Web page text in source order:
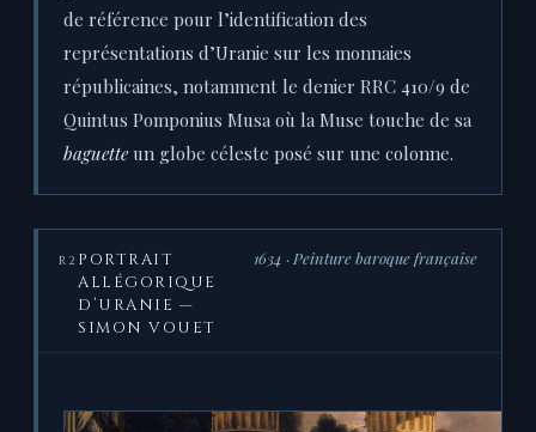
de référence pour l’identification des
représentations d’Uranie sur les monnaies
républicaines, notamment le denier RRC 410/9 de
Quintus Pomponius Musa où la Muse touche de sa
baguetteun globe céleste posé sur une colonne.
R2 PORTRAIT
ALLÉGORIQUE
D’URANIE —
SIMON VOUET
1634 · Peinture baroque française